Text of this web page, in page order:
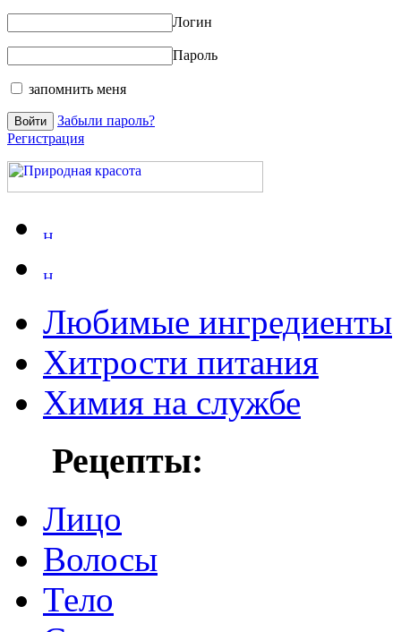
Логин
Пароль
запомнить меня
Забыли пароль?
Регистрация
Любимые ингредиенты
Хитрости питания
Химия на службе
Рецепты:
Лицо
Волосы
Тело